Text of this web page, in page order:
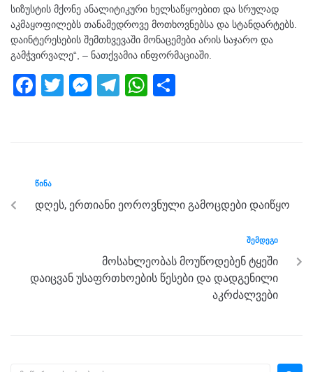
სიზუსტის მქონე ანალიტიკური ხელსაწყოებით და სრულად
აკმაყოფილებს თანამედროვე მოთხოვნებსა და სტანდარტებს.
დაინტერესების შემთხვევაში მონაცემები არის საჯარო და
გამჭვირვალე“, – ნათქვამია ინფორმაციაში.
F
b
o
o
T
M
g
T
m
W
p
p
ᲬᲘᲜᲐ
დღეს, ერთიანი ეოროვნული გამოცდები დაიწყო
ᲨᲔᲛᲓᲔᲒᲘ
მოსახლეობას მოუწოდებენ ტყეში
დაიცვან უსაფრთხოების წესები და დადგენილი
აკრძალვები